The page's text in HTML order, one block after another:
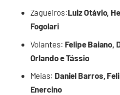
Zagueiros:Luiz Otávio,
Fogolari
Volantes: Felipe Baiano,
Orlando e Tássio
Meias: Daniel Barros,
Enercino